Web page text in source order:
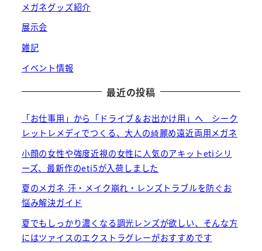
メガネグッズ紹介
展示会
雑記
イベント情報
最近の投稿
「お仕事用」から「ドライブ＆お出かけ用」へ シーク
レットレメディでつくる、大人の綺麗め遠近両用メガネ
小顔の女性や強度近視の女性に人気のアキットetiシリ
ーズ、最新作のeti5が入荷しました
夏のメガネ 汗・メイク崩れ・レンズトラブルを防ぐお
悩み解決ガイド
夏でもしっかり濃くなる調光レンズが欲しい、そんな方
にはツァイスのエクストラグレーがおすすめです